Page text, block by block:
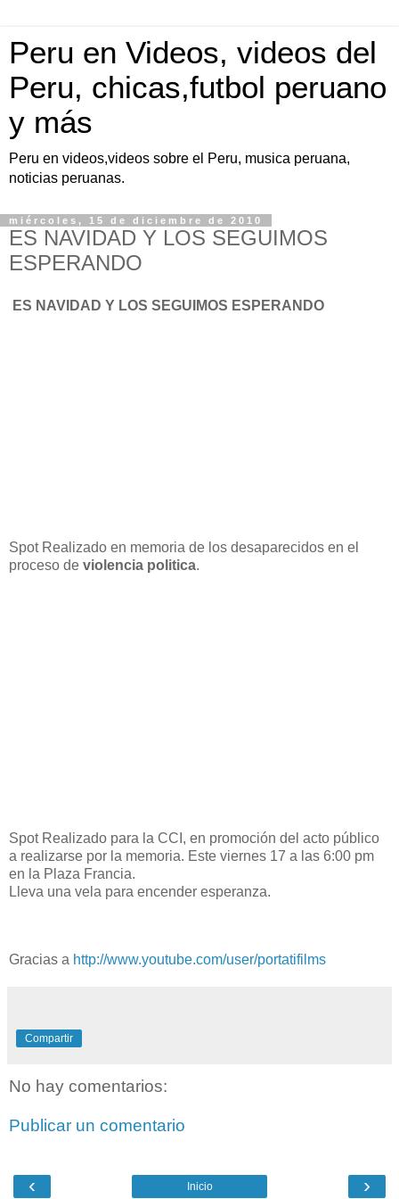
Peru en Videos, videos del
Peru, chicas,futbol peruano
y más
Peru en videos,videos sobre el Peru, musica peruana,
noticias peruanas.
miércoles, 15 de diciembre de 2010
ES NAVIDAD Y LOS SEGUIMOS
ESPERANDO
ES NAVIDAD Y LOS SEGUIMOS ESPERANDO
Spot Realizado en memoria de los desaparecidos en el
proceso de violencia politica.
Spot Realizado para la CCI, en promoción del acto público
a realizarse por la memoria. Este viernes 17 a las 6:00 pm
en la Plaza Francia.
Lleva una vela para encender esperanza.
Gracias a http://www.youtube.com/user/portatifilms
Compartir
No hay comentarios:
Publicar un comentario
‹ ›
Inicio